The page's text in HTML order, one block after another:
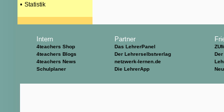
• Statistik
Intern
4teachers Shop
4teachers Blogs
4teachers News
Schulplaner
Partner
Das LehrerPanel
Der Lehrerselbstverlag
netzwerk-lernen.de
Die LehrerApp